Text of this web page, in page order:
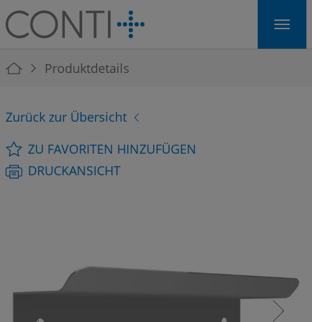
Skip to main navigation
Skip to main content
Skip to page footer
You are here:
Produktdetails
Zurück zur Übersicht
ZU FAVORITEN HINZUFÜGEN
DRUCKANSICHT